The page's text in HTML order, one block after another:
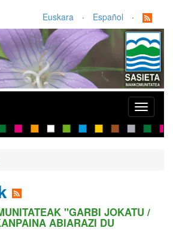
Euskara · Español ·
Toggle
"GARBI JOKATU /
ABIARAZI DU